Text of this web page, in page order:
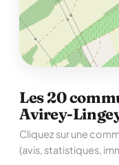
Les 20
Avirey-
Cliquez sur une
(avis, statistiques,